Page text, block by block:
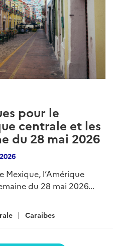
pour le
centrale et les
du 28 mai 2026
Mexique, l’Amérique
du 28 mai 2026...
Caraibes